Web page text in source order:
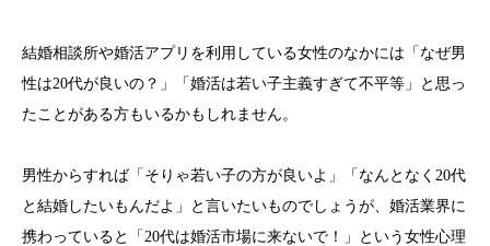
結婚相談所や婚活アプリを利用している女性のなかには「なぜ男
性は20代が良いの？」「婚活は若い子主義すぎて不平等」と思っ
たことがある方もいるかもしれません。
男性からすれば「そりゃ若い子の方が良いよ」「なんとなく20代
と結婚したいもんだよ」と言いたいものでしょうが、婚活業界に
携わっていると「20代は婚活市場に来ないで！」という女性心理